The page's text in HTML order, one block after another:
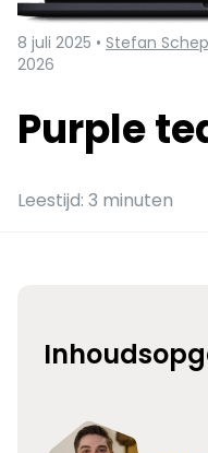
8 juli 2025 • Stefan
2026
Purple
Leestijd: 3 minuten